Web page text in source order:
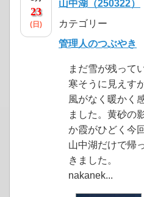
23
(日)
山中湖（250322）
カテゴリー
管理人のつぶやき
まだ雪が残って
寒そうに見えすが
風がなく暖かく
ました。黄砂の
か霞がひどく今
山中湖だけで帰
きました。
nakanek...